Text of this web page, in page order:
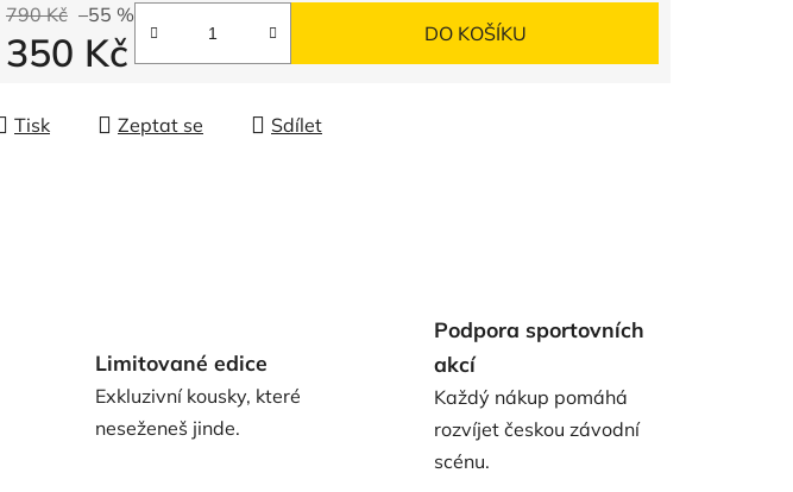
790 Kč –55 %
350 Kč DO KOŠÍKU
Tisk Zeptat se Sdílet
Limitované edice
Exkluzivní kousky, které
neseženeš jinde.
Podpora sportovních
akcí
Každý nákup pomáhá
rozvíjet českou závodní
scénu.